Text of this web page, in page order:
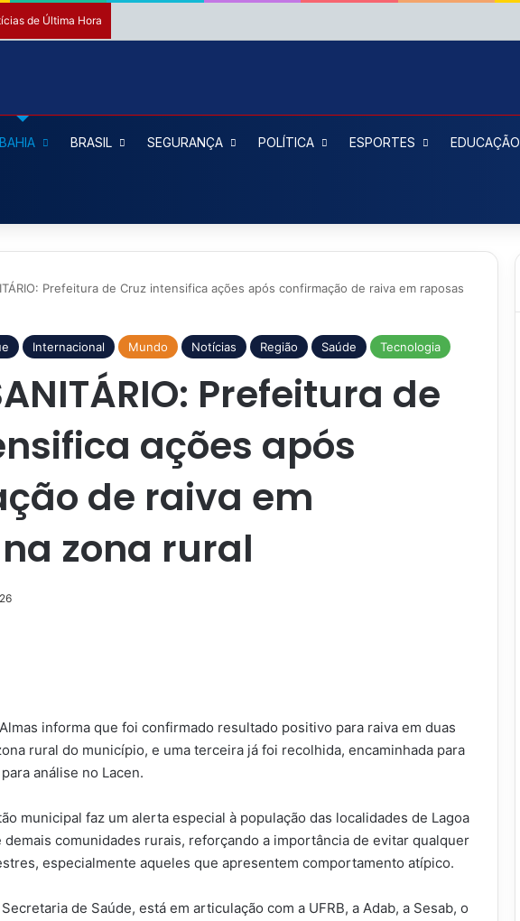
de Última Hora
BAHIA BRASIL SEGURANÇA POLÍTICA ESPORTES EDUCAÇÃO
Prefeitura de Cruz intensifica ações após confirmação de raiva em raposas
Internacional Mundo Notícias Região Saúde Tecnologia
Prefeitura de
ações após
de raiva em
zona rural
informa que foi confirmado resultado positivo para raiva em duas
rural do município, e uma terceira já foi recolhida, encaminhada para
análise no Lacen.
municipal faz um alerta especial à população das localidades de Lagoa
demais comunidades rurais, reforçando a importância de evitar qualquer
especialmente aqueles que apresentem comportamento atípico.
de Saúde, está em articulação com a UFRB, a Adab, a Sesab, o